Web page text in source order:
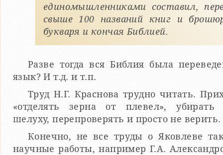
единомышленниками составил,
свыше 100 названий книг и
букваря и кончая Библией.
Разве тогда вся Библия была
язык? И т.д. и т.п.
Труд Н.Г. Краснова трудно читать.
«отделять зерна от плевел», убирать
шелуху, перепроверять и просто не верить.
Конечно, не все труды о Яковлеве
научные работы, например Г.А.